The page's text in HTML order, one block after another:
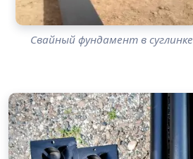
Свайный фундамент в суглинке